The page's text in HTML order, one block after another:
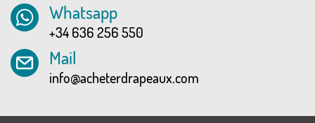
Whatsapp
+34 636 256 550
Mail
info@acheterdrapeaux.com